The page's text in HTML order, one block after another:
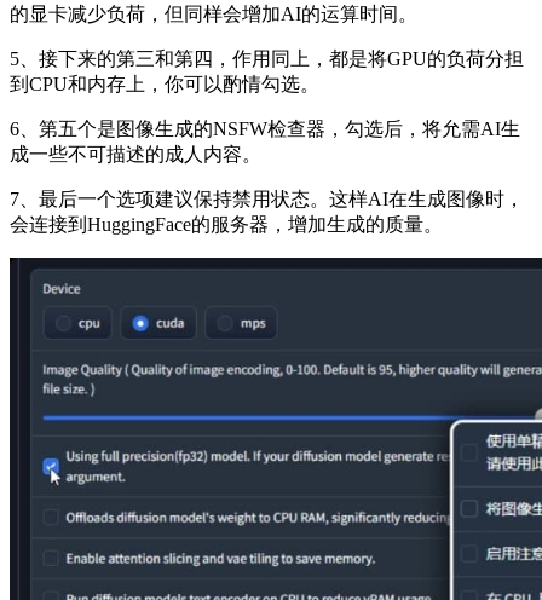
的显卡减少负荷，但同样会增加AI的运算时间。
5、接下来的第三和第四，作用同上，都是将GPU的负荷分担
到CPU和内存上，你可以酌情勾选。
6、第五个是图像生成的NSFW检查器，勾选后，将允需AI生
成一些不可描述的成人内容。
7、最后一个选项建议保持禁用状态。这样AI在生成图像时，
会连接到HuggingFace的服务器，增加生成的质量。